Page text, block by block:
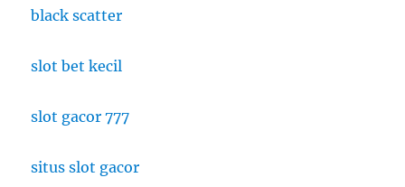
black scatter
slot bet kecil
slot gacor 777
situs slot gacor